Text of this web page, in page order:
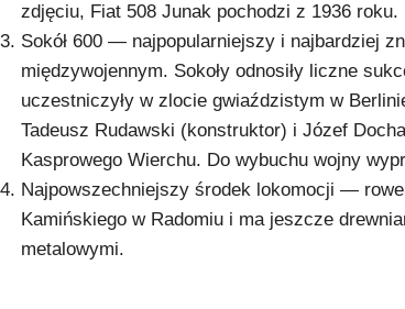
zdjęciu, Fiat 508 Junak pochodzi z 1936 roku.
Sokół 600 — najpopularniejszy i najbardziej
międzywojennym. Sokoły odnosiły liczne
uczestniczyły w zlocie gwiaździstym w
Tadeusz Rudawski (konstruktor) i Józef
Kasprowego Wierchu. Do wybuchu wojny
Najpowszechniejszy środek lokomocji —
Kamińskiego w Radomiu i ma jeszcze
metalowymi.